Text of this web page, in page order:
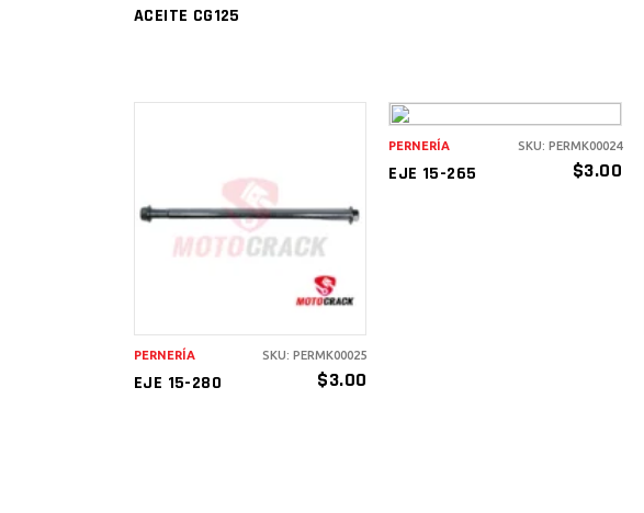
ACEITE CG125
AÑADIR AL
CARRITO
EJE 15-280 $3.00
PERNERÍA SKU: PERMK00025
EJE 15-265 $3.00
PERNERÍA SKU: PERMK00024